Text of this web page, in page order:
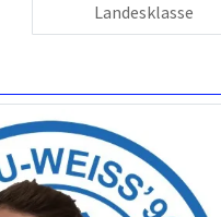
Landesklasse